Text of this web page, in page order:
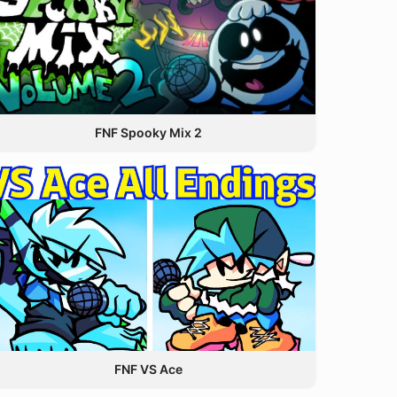
FNF Spooky Mix 2
FNF VS Ace